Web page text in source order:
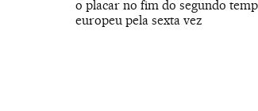
o placar no fim do segundo
europeu pela sexta vez